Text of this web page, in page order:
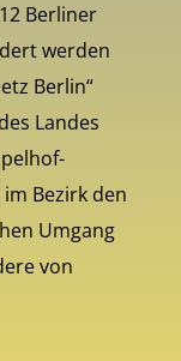
Berliner
werden
Berlin“
Landes
Bezirk den
Umgang
von